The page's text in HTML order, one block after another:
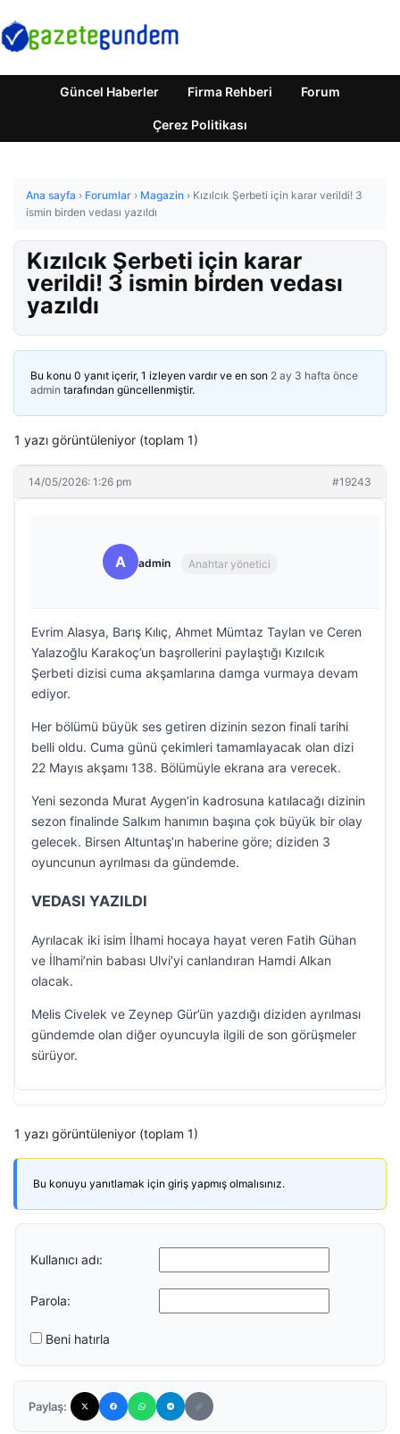
Güncel Haberler Firma Rehberi Forum
Çerez Politikası
Ana sayfa › Forumlar › Magazin › Kızılcık Şerbeti için karar verildi! 3
ismin birden vedası yazıldı
Kızılcık Şerbeti için karar
verildi! 3 ismin birden vedası
yazıldı
Bu konu 0 yanıt içerir, 1 izleyen vardır ve en son 2 ay 3 hafta önce
admin tarafından güncellenmiştir.
1 yazı görüntüleniyor (toplam 1)
14/05/2026: 1:26 pm #19243
A admin Anahtar yönetici
Evrim Alasya, Barış Kılıç, Ahmet Mümtaz Taylan ve Ceren
Yalazoğlu Karakoç’un başrollerini paylaştığı Kızılcık
Şerbeti dizisi cuma akşamlarına damga vurmaya devam
ediyor.
Her bölümü büyük ses getiren dizinin sezon finali tarihi
belli oldu. Cuma günü çekimleri tamamlayacak olan dizi
22 Mayıs akşamı 138. Bölümüyle ekrana ara verecek.
Yeni sezonda Murat Aygen’in kadrosuna katılacağı dizinin
sezon finalinde Salkım hanımın başına çok büyük bir olay
gelecek. Birsen Altuntaş’ın haberine göre; diziden 3
oyuncunun ayrılması da gündemde.
VEDASI YAZILDI
Ayrılacak iki isim İlhami hocaya hayat veren Fatih Gühan
ve İlhami’nin babası Ulvi’yi canlandıran Hamdi Alkan
olacak.
Melis Civelek ve Zeynep Gür’ün yazdığı diziden ayrılması
gündemde olan diğer oyuncuyla ilgili de son görüşmeler
sürüyor.
1 yazı görüntüleniyor (toplam 1)
Bu konuyu yanıtlamak için giriş yapmış olmalısınız.
Kullanıcı adı:
Parola:
Beni hatırla
Paylaş: